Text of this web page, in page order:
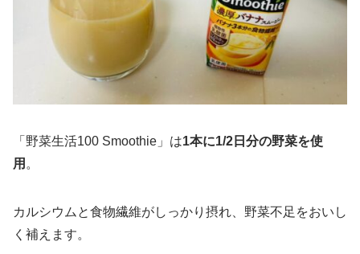
「野菜生活100 Smoothie」は1本に1/2日分の野菜を使
用 。
カルシウムと食物繊維がしっかり摂れ、野菜不足をおいし
く補えます。